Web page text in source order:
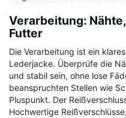
Verarbeitung:
Futter
Die Verarbeitung ist ein
Lederjacke. Überprüfe die
und stabil sein, ohne lose
beanspruchten Stellen wie
Pluspunkt. Der
Hochwertige